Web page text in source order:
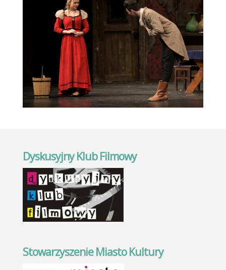
Dyskusyjny Klub Filmowy
Stowarzyszenie Miasto Kultury